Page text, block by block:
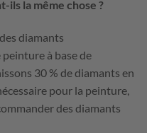
ils la même chose ?
diamants
à base de
30 % de diamants en
pour la peinture,
des diamants